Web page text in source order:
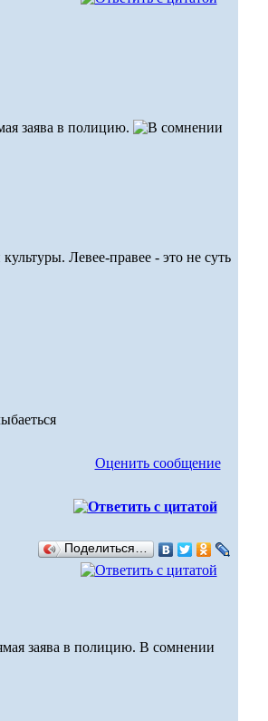
заява в полицию.
Левее-правее - это не суть
Оценить сообщение
Поделиться…
заява в полицию. В сомнении